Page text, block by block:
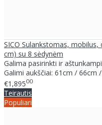
SICO Sulankstomas,
cm) su 8 sėdynėm
Galima pasirinkti ir
Galimi aukščiai: 61cm / 66cm /
€1,89500
Teirautis
Populiari